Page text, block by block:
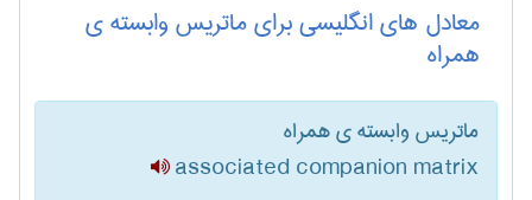
معادل های انگلیسی برای ماتریس وابسته ی
همراه
ماتریس وابسته ی همراه
associated companion matrix